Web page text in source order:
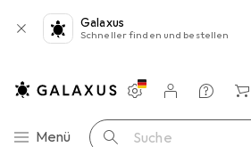
Galaxus
Schneller finden und bestellen
Navigation nach Kategorien
Menü Suche
Einstellungen
Kundenkonto
Vergleichslisten
Merklisten
Warenkorb